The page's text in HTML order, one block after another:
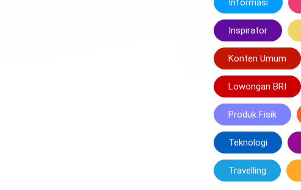
Informasi
Inspirator
Konten Umum
Lowongan BRI
Produk Fisik
Teknologi
Travelling